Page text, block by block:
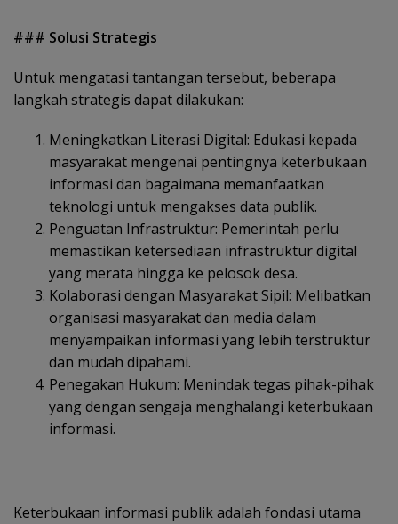
### Solusi Strategis
Untuk mengatasi tantangan tersebut, beberapa
langkah strategis dapat dilakukan:
Meningkatkan Literasi Digital: Edukasi kepada
masyarakat mengenai pentingnya keterbukaan
informasi dan bagaimana memanfaatkan
teknologi untuk mengakses data publik.
Penguatan Infrastruktur: Pemerintah perlu
memastikan ketersediaan infrastruktur digital
yang merata hingga ke pelosok desa.
Kolaborasi dengan Masyarakat Sipil: Melibatkan
organisasi masyarakat dan media dalam
menyampaikan informasi yang lebih terstruktur
dan mudah dipahami.
Penegakan Hukum: Menindak tegas pihak-pihak
yang dengan sengaja menghalangi keterbukaan
informasi.
Keterbukaan informasi publik adalah fondasi utama